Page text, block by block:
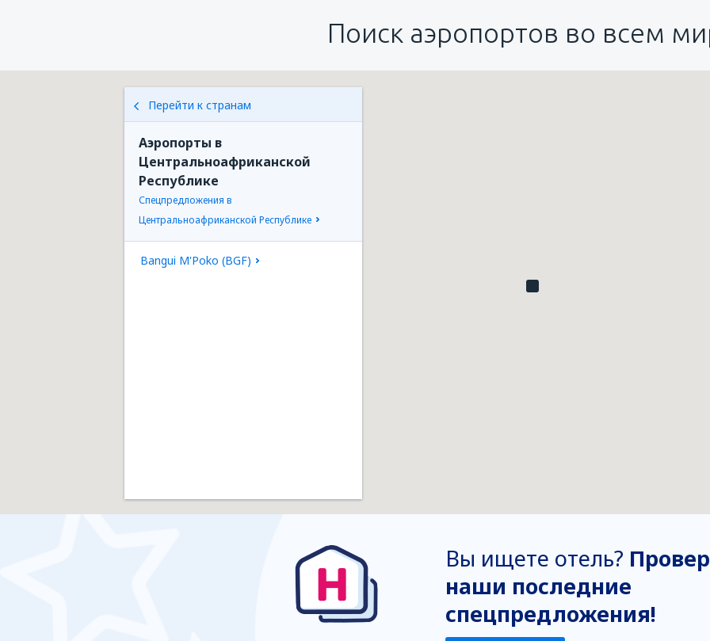
Поиск аэропортов во всем
Перейти к странам
Аэропорты в
Центральноафриканской
Республике
Спецпредложения в
Центральноафриканской Республике
Bangui M'Poko (BGF)
Вы ищете отель?
наши последние
спецпредложения!